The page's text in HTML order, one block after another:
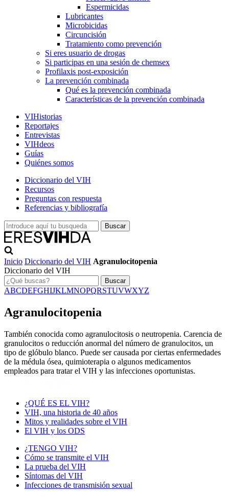
Espermicidas
Lubricantes
Microbicidas
Circuncisión
Tratamiento como prevención
Si eres usuario de drogas
Si participas en una sesión de chemsex
Profilaxis post-exposición
La prevención combinada
Qué es la prevención combinada
Características de la prevención combinada
VIHistorias
Reportajes
Entrevistas
VIHdeos
Guías
Quiénes somos
Diccionario del VIH
Recursos
Preguntas con respuesta
Referencias y bibliografía
Inicio Diccionario del VIH Agranulocitopenia
Diccionario del VIH
Buscar
ABCDEFGHIJKLMNOPQRSTUVWXYZ
Agranulocitopenia
También conocida como agranulocitosis o neutropenia. Carencia de
granulocitos o reducción anormal del número de granulocitos, un
tipo de glóbulo blanco. Puede ser causada por ciertas enfermedades
de la médula ósea, quimioterapia o algunos medicamentos
empleados para tratar el VIH y las infecciones oportunistas.
¿QUÉ ES EL VIH?
VIH, una historia de 40 años
Mitos y realidades sobre el VIH
El VIH y los ODS
¿TENGO VIH?
Cómo se transmite el VIH
La prueba del VIH
Síntomas del VIH
Infecciones de transmisión sexual